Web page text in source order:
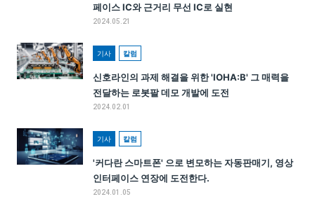
페이스 IC와 근거리 무선 IC로 실현
2024.05.21
기사 칼럼
신호라인의 과제 해결을 위한 'IOHA:B' 그 매력을
전달하는 로봇팔 데모 개발에 도전
2024.02.01
기사 칼럼
'커다란 스마트폰' 으로 변모하는 자동판매기, 영상
인터페이스 연장에 도전한다.
2024.01.05